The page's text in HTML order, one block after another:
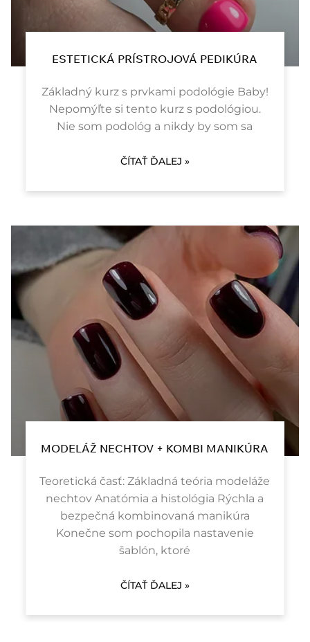
ESTETICKÁ PRÍSTROJOVÁ PEDIKÚRA
Základný kurz s prvkami podológie Baby!
Nepomýľte si tento kurz s podológiou.
Nie som podológ a nikdy by som sa
ČÍTAŤ ĎALEJ »
MODELÁŽ NECHTOV + KOMBI MANIKÚRA
Teoretická časť: Základná teória modeláže
nechtov Anatómia a histológia Rýchla a
bezpečná kombinovaná manikúra
Konečne som pochopila nastavenie
šablón, ktoré
ČÍTAŤ ĎALEJ »